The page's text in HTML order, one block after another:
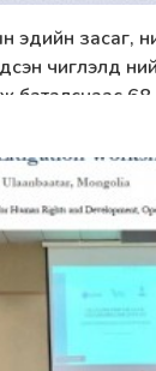
эдийн засаг,
чиглэлд
баталснаас